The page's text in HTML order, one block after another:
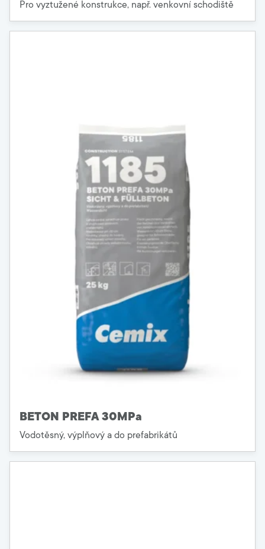
Pro vyztužené konstrukce, např. venkovní schodiště
BETON PREFA 30MPa
Vodotěsný, výplňový a do prefabrikátů